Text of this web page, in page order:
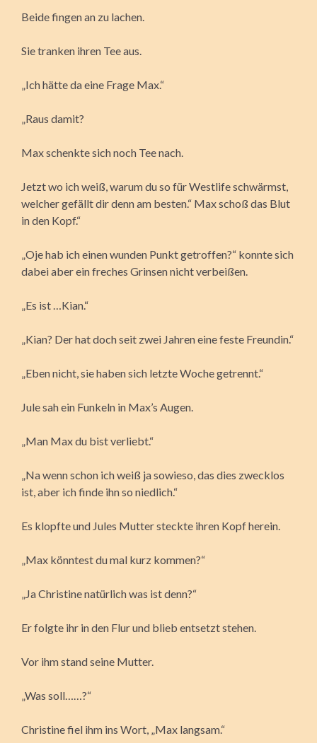
Beide fingen an zu lachen.
Sie tranken ihren Tee aus.
„Ich hätte da eine Frage Max.“
„Raus damit?
Max schenkte sich noch Tee nach.
Jetzt wo ich weiß, warum du so für Westlife schwärmst,
welcher gefällt dir denn am besten.“ Max schoß das Blut
in den Kopf.“
„Oje hab ich einen wunden Punkt getroffen?“ konnte sich
dabei aber ein freches Grinsen nicht verbeißen.
„Es ist …Kian.“
„Kian? Der hat doch seit zwei Jahren eine feste Freundin.“
„Eben nicht, sie haben sich letzte Woche getrennt.“
Jule sah ein Funkeln in Max’s Augen.
„Man Max du bist verliebt.“
„Na wenn schon ich weiß ja sowieso, das dies zwecklos
ist, aber ich finde ihn so niedlich.“
Es klopfte und Jules Mutter steckte ihren Kopf herein.
„Max könntest du mal kurz kommen?“
„Ja Christine natürlich was ist denn?“
Er folgte ihr in den Flur und blieb entsetzt stehen.
Vor ihm stand seine Mutter.
„Was soll……?“
Christine fiel ihm ins Wort, „Max langsam.“